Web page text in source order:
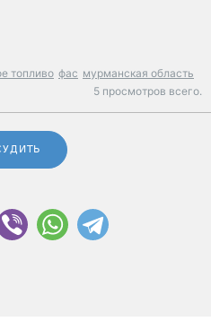
топливо фас мурманская область
5 просмотров всего.